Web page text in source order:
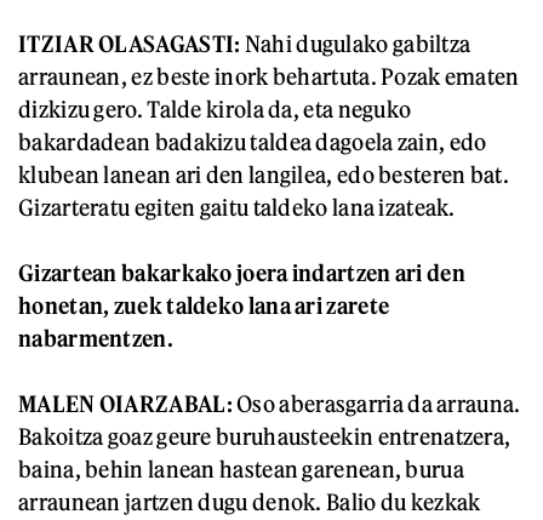
ITZIAR OLASAGASTI: Nahi dugulako gabiltza
arraunean, ez beste inork behartuta. Pozak ematen
dizkizu gero. Talde kirola da, eta neguko
bakardadean badakizu taldea dagoela zain, edo
klubean lanean ari den langilea, edo besteren bat.
Gizarteratu egiten gaitu taldeko lana izateak.
Gizartean bakarkako joera indartzen ari den
honetan, zuek taldeko lana ari zarete
nabarmentzen.
MALEN OIARZABAL:Oso aberasgarria da arrauna.
Bakoitza goaz geure buruhausteekin entrenatzera,
baina, behin lanean hastean garenean, burua
arraunean jartzen dugu denok. Balio du kezkak